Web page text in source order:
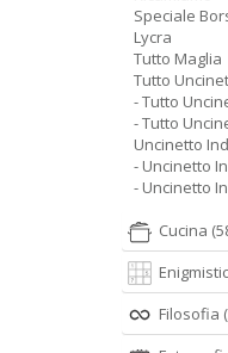
Speciale
Lycra
Tutto Maglia
Tutto
- Tutto
- Tutto
Uncinetto
- Uncinetto
- Uncinetto
Cucina
Filosofia